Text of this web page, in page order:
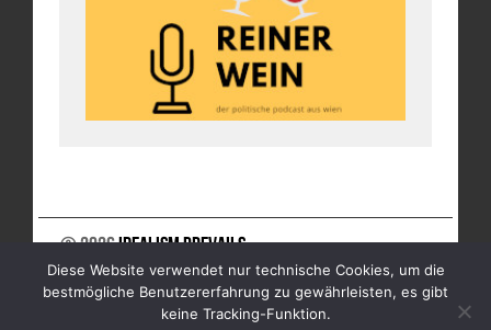
© 2026Idealism Prevails
UNTERSTÜTZE UNS
NEWSLETTER
IMPRESSUM
Diese Website verwendet nur technische Cookies, um die
bestmögliche Benutzererfahrung zu gewährleisten, es gibt
keine Tracking-Funktion.